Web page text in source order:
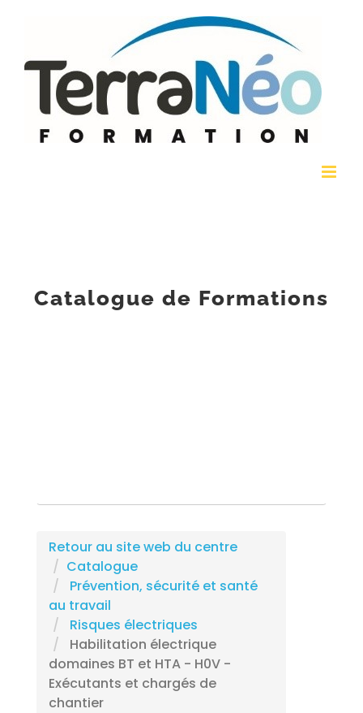
Catalogue de Formations
Retour au site web du centre
Catalogue
Prévention, sécurité et santé
au travail
Risques électriques
Habilitation électrique
domaines BT et HTA - H0V -
Exécutants et chargés de
chantier